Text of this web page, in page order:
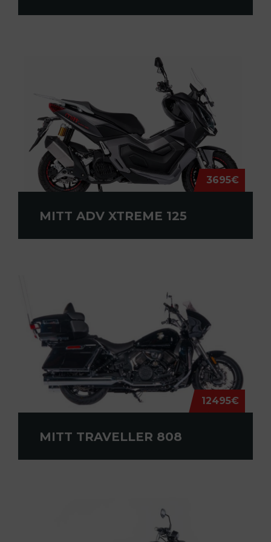
3695€
MITT ADV XTREME 125
12495€
MITT TRAVELLER 808